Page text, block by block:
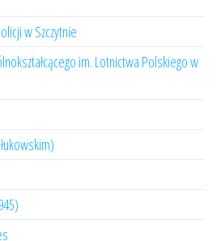
w Szczytnie
im. Lotnictwa Polskiego w